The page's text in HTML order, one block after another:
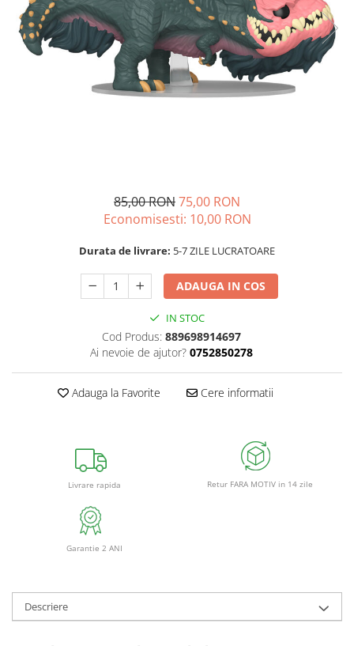
85,00 RON75,00 RON
Economisesti: 10,00 RON
Durata de livrare: 5-7 ZILE LUCRATOARE
ADAUGA IN COS
IN STOC
Cod Produs: 889698914697
Ai nevoie de ajutor? 0752850278
Adauga la Favorite Cere informatii
Livrare rapida Retur FARA MOTIV in 14 zile
Garantie 2 ANI
Descriere